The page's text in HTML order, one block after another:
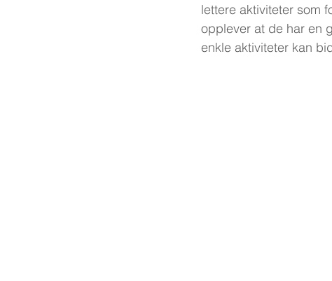
lettere aktiviteter som
opplever at de har en
enkle aktiviteter kan